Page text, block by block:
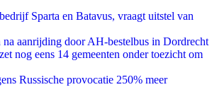
Sparta en Batavus, vraagt uitstel van
aanrijding door AH-bestelbus in Dordrecht
nog eens 14 gemeenten onder toezicht om
Russische provocatie 250% meer